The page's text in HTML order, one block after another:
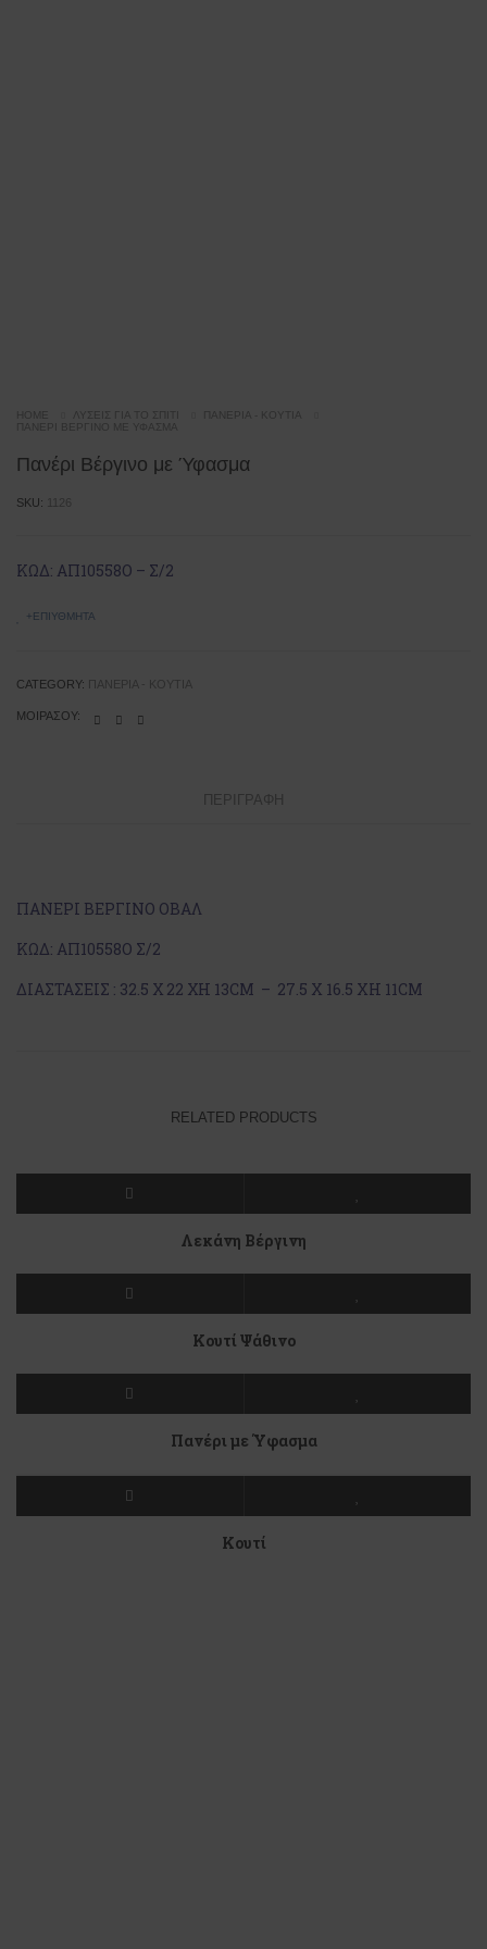
HOME ΛΎΣΕΙΣ ΓΙΑ ΤΟ ΣΠΊΤΙ
ΠΑΝΈΡΙΑ - ΚΟΥΤΙΆ
ΠΑΝΈΡΙ ΒΈΡΓΙΝΟ ΜΕ ΎΦΑΣΜΑ
Πανέρι Βέργινο με Ύφασμα
SKU:
ΚΩΔ: ΑΠ10558Ο – Σ/2
+ΕΠΙΥΘΜΗΤΆ
CATEGORY: ΠΑΝΈΡΙΑ - ΚΟΥΤΙΆ
ΜΟΙΡΆΣΟΥ:
ΠΕΡΙΓΡΑΦΉ
ΠΑΝΕΡΙ ΒΕΡΓΙΝΟ ΟΒΑΛ
ΚΩΔ: ΑΠ10558Ο Σ/2
ΔΙΑΣΤΑΣΕΙΣ : 32.5 Χ 22 ΧΗ 13CM – 27.5 X 16.5 XH 11CM
RELATED PRODUCTS
Λεκάνη Βέργινη
Κουτί Ψάθινο
Πανέρι με Ύφασμα
Κουτί